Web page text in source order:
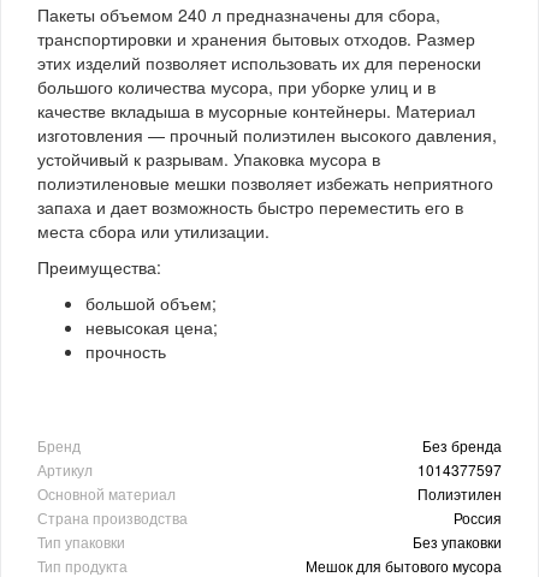
Пакеты объемом 240 л предназначены для сбора,
транспортировки и хранения бытовых отходов. Размер
этих изделий позволяет использовать их для переноски
большого количества мусора, при уборке улиц и в
качестве вкладыша в мусорные контейнеры. Материал
изготовления — прочный полиэтилен высокого давления,
устойчивый к разрывам. Упаковка мусора в
полиэтиленовые мешки позволяет избежать неприятного
запаха и дает возможность быстро переместить его в
места сбора или утилизации.
Преимущества:
большой объем;
невысокая цена;
прочность
Бренд
Без бренда
Артикул
1014377597
Основной материал
Полиэтилен
Страна производства
Россия
Тип упаковки
Без упаковки
Тип продукта
Мешок для бытового мусора